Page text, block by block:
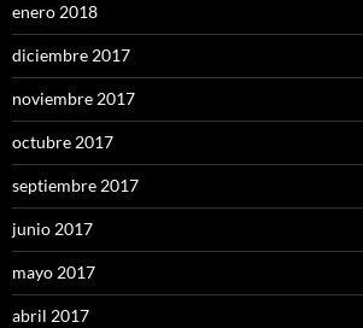
enero 2018
diciembre 2017
noviembre 2017
octubre 2017
septiembre 2017
junio 2017
mayo 2017
abril 2017